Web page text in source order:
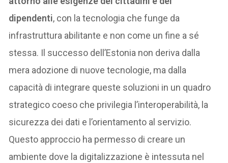
dipendenti, con la tecnologia che funge da
infrastruttura abilitante e non come un fine a sé
stessa. Il successo dell’Estonia non deriva dalla
mera adozione di nuove tecnologie, ma dalla
capacità di integrare queste soluzioni in un quadro
strategico coeso che privilegia l’interoperabilità, la
sicurezza dei dati e l’orientamento al servizio.
Questo approccio ha permesso di creare un
ambiente dove la digitalizzazione è intessuta nel